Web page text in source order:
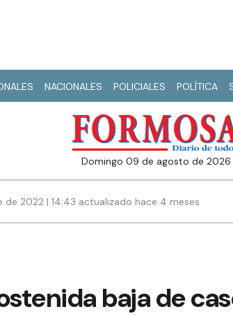
NACIONALES POLICIALES POLÍTICA
domingo 09 de agosto de 2026
2022 | 14:43 actualizado hace 4 meses
baja de